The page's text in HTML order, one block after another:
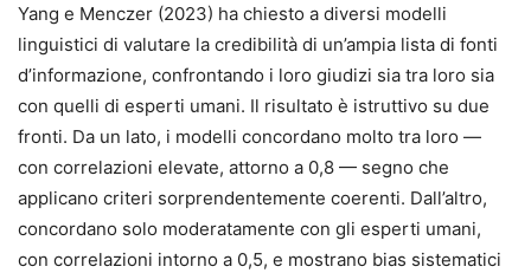
Yang e Menczer (2023) ha chiesto a diversi modelli
linguistici di valutare la credibilità di un’ampia lista di fonti
d’informazione, confrontando i loro giudizi sia tra loro sia
con quelli di esperti umani. Il risultato è istruttivo su due
fronti. Da un lato, i modelli concordano molto tra loro —
con correlazioni elevate, attorno a 0,8 — segno che
applicano criteri sorprendentemente coerenti. Dall’altro,
concordano solo moderatamente con gli esperti umani,
con correlazioni intorno a 0,5, e mostrano bias sistematici